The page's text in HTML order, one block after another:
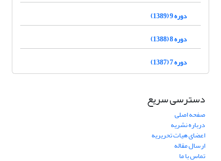
دوره 9 (1389)
دوره 8 (1388)
دوره 7 (1387)
دسترسی سریع
صفحه اصلی
درباره نشریه
اعضای هیات تحریریه
ارسال مقاله
تماس با ما